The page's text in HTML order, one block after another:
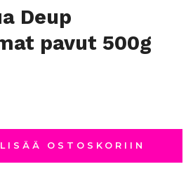
Deup
pavut 500g
LISÄÄ OSTOSKORIIN